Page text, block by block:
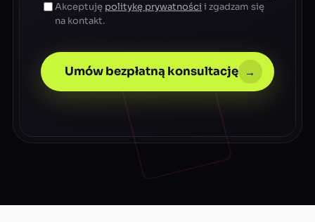
Akceptuję politykę prywatności i zgadzam się
na kontakt.
Umów bezpłatną konsultację →